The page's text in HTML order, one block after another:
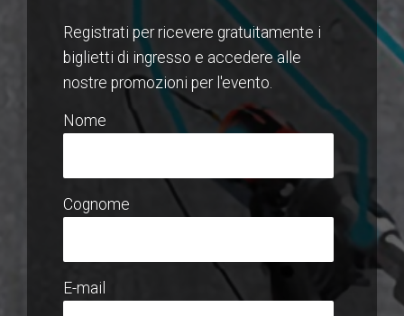
Registrati per ricevere gratuitamente i
biglietti di ingresso e accedere alle
nostre promozioni per l'evento.
Nome
Cognome
E-mail